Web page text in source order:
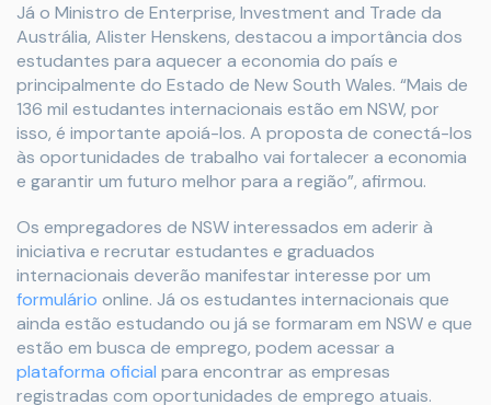
Já o Ministro de Enterprise, Investment and Trade da
Austrália, Alister Henskens, destacou a importância dos
estudantes para aquecer a economia do país e
principalmente do Estado de New South Wales. “Mais de
136 mil estudantes internacionais estão em NSW, por
isso, é importante apoiá-los. A proposta de conectá-los
às oportunidades de trabalho vai fortalecer a economia
e garantir um futuro melhor para a região”, afirmou.
Os empregadores de NSW interessados em aderir à
iniciativa e recrutar estudantes e graduados
internacionais deverão manifestar interesse por um
formulário online. Já os estudantes internacionais que
ainda estão estudando ou já se formaram em NSW e que
estão em busca de emprego, podem acessar a
plataforma oficial para encontrar as empresas
registradas com oportunidades de emprego atuais.